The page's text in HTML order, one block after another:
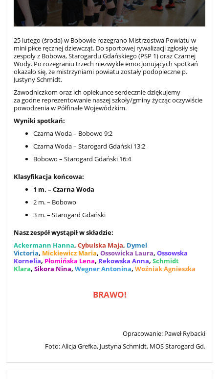
25 lutego (środa) w Bobowie rozegrano Mistrzostwa Powiatu w
mini piłce ręcznej dziewcząt. Do sportowej rywalizacji zgłosiły się
zespoły z Bobowa, Starogardu Gdańskiego (PSP 1) oraz Czarnej
Wody. Po rozegraniu trzech niezwykle emocjonujących spotkań
okazało się, że mistrzyniami powiatu zostały podopieczne p.
Justyny Schmidt.
Zawodniczkom oraz ich opiekunce serdecznie dziękujemy
za godne reprezentowanie naszej szkoły/gminy życząc oczywiście
powodzenia w Półfinale Wojewódzkim.
Wyniki spotkań:
Czarna Woda – Bobowo 9:2
Czarna Woda – Starogard Gdański 13:2
Bobowo – Starogard Gdański 16:4
Klasyfikacja końcowa:
1 m. – Czarna Woda
2 m. – Bobowo
3 m. – Starogard Gdański
Nasz zespół wystąpił w składzie:
Ackermann Hanna,Cybulska Maja, Dymel
Victoria, Mickiewicz Maria,Ossowicka Laura,Ossowska
Kornelia, Płomińska Lena, Rekowska Anna,Schmidt
Klara,Sikora Nina,Wegner Antonina,Woźniak Agnieszka
BRAWO!
Opracowanie: Paweł Rybacki
Foto: Alicja Grefka, Justyna Schmidt, MOS Starogard Gd.